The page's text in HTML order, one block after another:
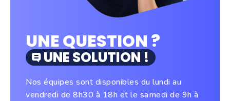
UNE QUESTION ?
UNE SOLUTION !
Nos équipes sont disponibles du lundi au
vendredi de 8h30 à 18h et le samedi de 9h à